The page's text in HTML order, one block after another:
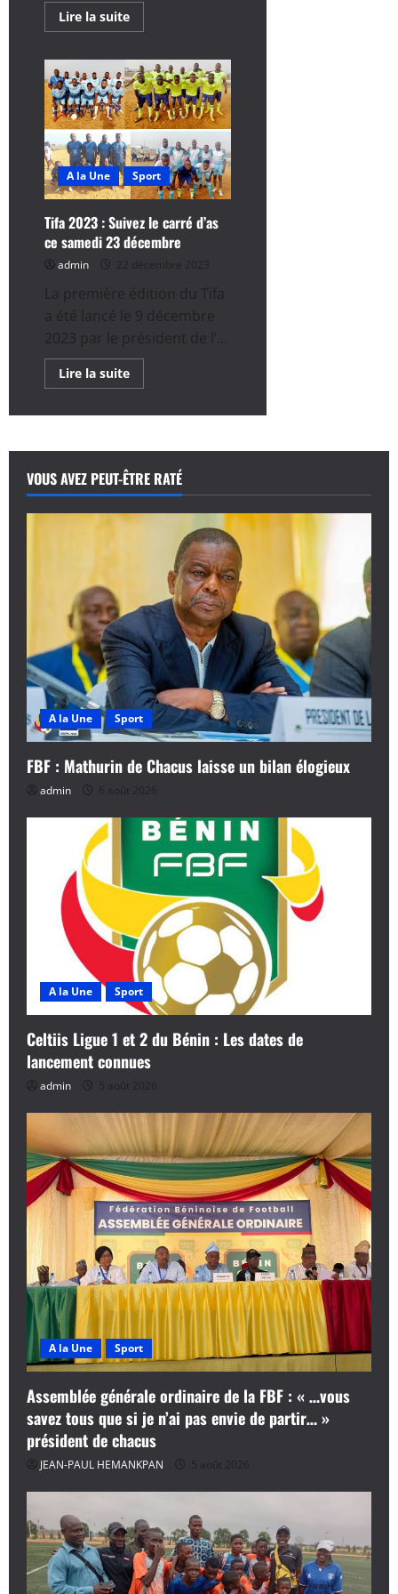
Lire la suiteEn
savoir
TIFA
2023
:
Asecna
–
AHS,
pour
la
grande
finale
ce
samedi
A la Une Sport
Tifa 2023 : Suivez le carré d’as
ce samedi 23 décembre
admin 22 décembre 2023
La première édition du Tifa
a été lancé le 9 décembre
2023 par le président de l’...
Lire la suiteEn
savoir
:
le
carré
d’as
ce
samedi
décembre
VOUS AVEZ PEUT-ÊTRE RATÉ
A la Une Sport
FBF : Mathurin de Chacus laisse un bilan élogieux
admin 6 août 2026
A la Une Sport
Celtiis Ligue 1 et 2 du Bénin : Les dates de
lancement connues
admin 5 août 2026
A la Une Sport
Assemblée générale ordinaire de la FBF : « …vous
savez tous que si je n’ai pas envie de partir… »
président de chacus
JEAN-PAUL HEMANKPAN 5 août 2026